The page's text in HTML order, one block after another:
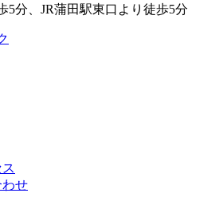
5分、JR蒲田駅東口より徒歩5分
わせ